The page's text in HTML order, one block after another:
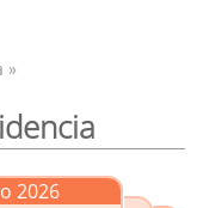
»
2026